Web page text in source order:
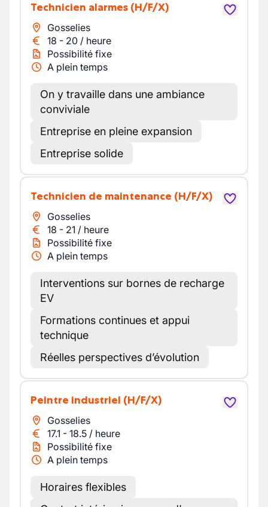
Technicien alarmes (H/F/X)
Gosselies
18 - 20 / heure
Possibilité fixe
A plein temps
On y travaille dans une ambiance
conviviale
Entreprise en pleine expansion
Entreprise solide
Technicien de maintenance (H/F/X)
Gosselies
18 - 21 / heure
Possibilité fixe
A plein temps
Interventions sur bornes de recharge
EV
Formations continues et appui
technique
Réelles perspectives d’évolution
Peintre industriel (H/F/X)
Gosselies
17.1 - 18.5 / heure
Possibilité fixe
A plein temps
Horaires flexibles